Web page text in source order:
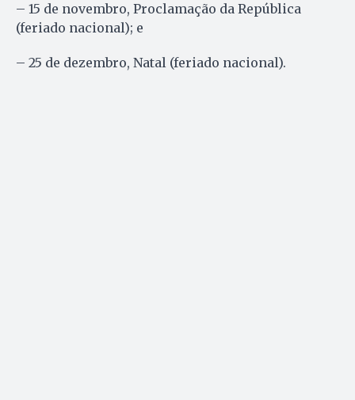
– 15 de novembro, Proclamação da República
(feriado nacional); e
– 25 de dezembro, Natal (feriado nacional).